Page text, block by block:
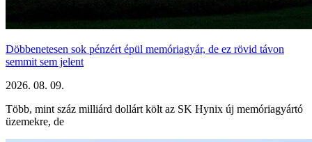
Döbbenetesen sok pénzért épül memóriagyár, de ez rövid távon
semmit sem jelent
2026. 08. 09.
Több, mint száz milliárd dollárt költ az SK Hynix új memóriagyártó
üzemekre, de